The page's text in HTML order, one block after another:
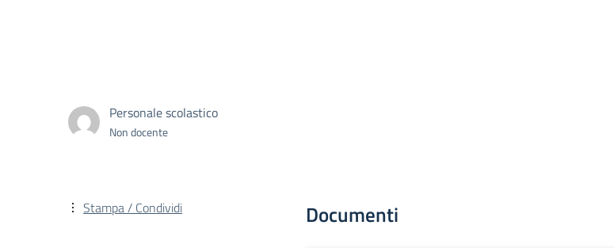
Personale scolastico
Non docente
Documenti
Stampa / Condividi